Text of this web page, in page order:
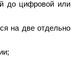
до цифровой или
на две отдельно